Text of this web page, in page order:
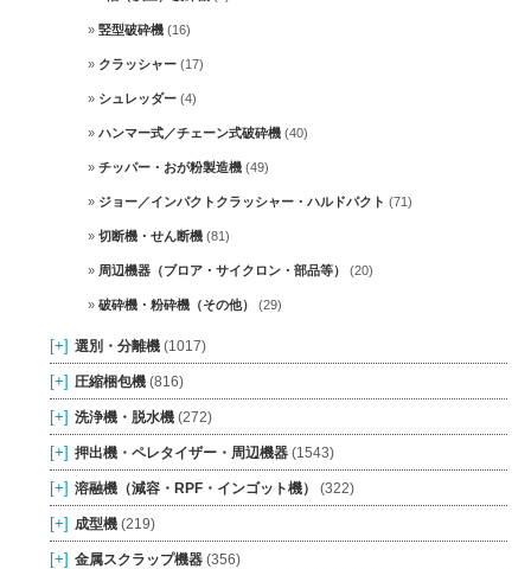
竪型破砕機 (16)
クラッシャー (17)
シュレッダー (4)
ハンマー式／チェーン式破砕機 (40)
チッパー・おが粉製造機 (49)
ジョー／インパクトクラッシャー・ハルドパクト (71)
切断機・せん断機 (81)
周辺機器（ブロア・サイクロン・部品等） (20)
破砕機・粉砕機（その他） (29)
[+] 選別・分離機 (1017)
[+] 圧縮梱包機 (816)
[+] 洗浄機・脱水機 (272)
[+] 押出機・ペレタイザー・周辺機器 (1543)
[+] 溶融機（減容・RPF・インゴット機） (322)
[+] 成型機 (219)
[+] 金属スクラップ機器 (356)